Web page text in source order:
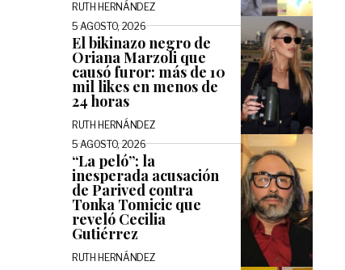
RUTH HERNÁNDEZ
5 AGOSTO, 2026
El bikinazo negro de
Oriana Marzoli que
causó furor: más de 10
mil likes en menos de
24 horas
RUTH HERNÁNDEZ
5 AGOSTO, 2026
“La peló”: la
inesperada acusación
de Parived contra
Tonka Tomicic que
reveló Cecilia
Gutiérrez
RUTH HERNÁNDEZ